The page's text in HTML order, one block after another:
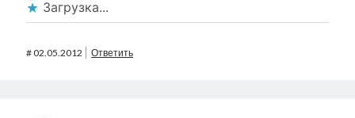
Загрузка...
#02.05.2012 Ответить